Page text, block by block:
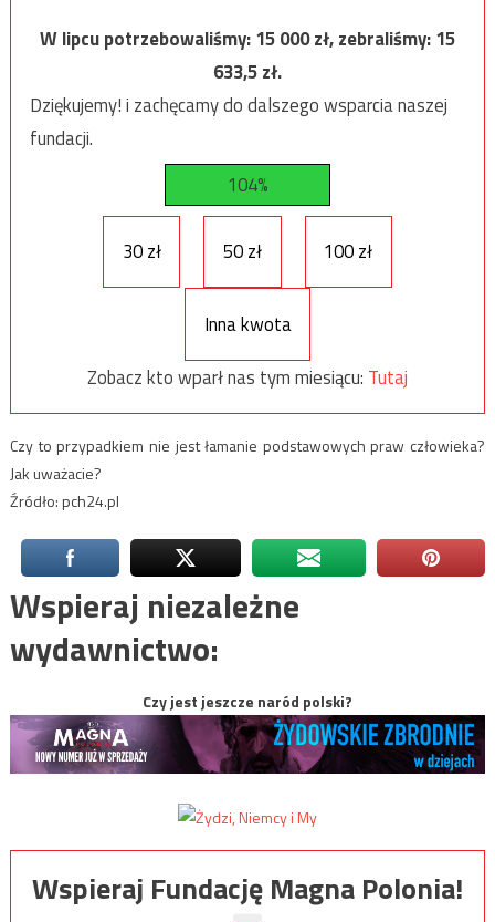
W lipcu potrzebowaliśmy:15 000zł, zebraliśmy:15
633,5zł.
Dziękujemy! i zachęcamy do dalszego wsparcia naszej
fundacji.
104%
30 zł 50 zł 100 zł
Inna kwota
Zobacz kto wparł nas tym miesiącu: Tutaj
Czy to przypadkiem nie jest łamanie podstawowych praw człowieka?
Jak uważacie?
Źródło: pch24.pl
Wspieraj niezależne
wydawnictwo:
Czy jest jeszcze naród polski?
Wspieraj Fundację Magna Polonia!